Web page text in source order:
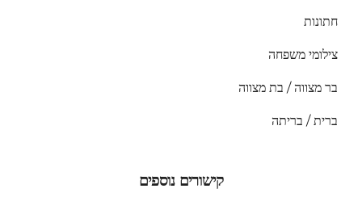
חתונות
צילומי משפחה
בר מצווה / בת מצווה
ברית / בריתה
קישורים נוספים